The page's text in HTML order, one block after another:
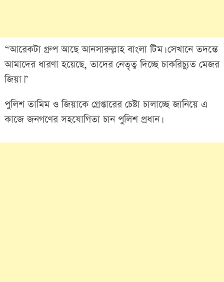
“আরেকটা গ্রুপ আছে আনসারুল্লাহ বাংলা টিম। সেখানে তদন্তে
আমাদের ধারণা হয়েছে, তাদের নেতৃত্ব দিচ্ছে চাকরিচ্যুত মেজর
জিয়া।”
পুলিশ তামিম ও জিয়াকে গ্রেপ্তারের চেষ্টা চালাচ্ছে জানিয়ে এ
কাজে জনগণের সহযোগিতা চান পুলিশ প্রধান।